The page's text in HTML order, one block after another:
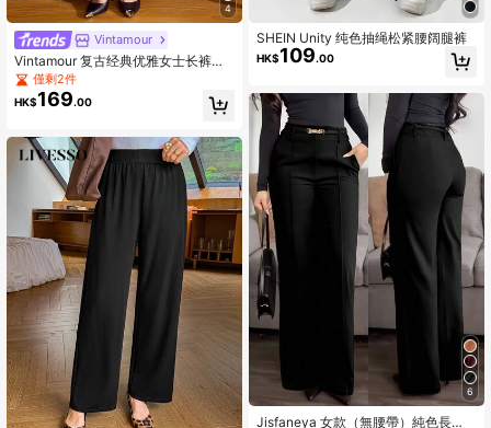
4
Vintamour
Vintamour 复古经典优雅女士长裤，
春夏修身腰部长裤，灰色直筒裤，带
口袋，新年女士棕色长裤，节日女士
长裤
僅剩2件
HK$169.00
SHEIN Unity 纯色抽绳松紧腰阔腿裤
HK$109.00
6
Jisfaneya 女款（無腰帶）純色長